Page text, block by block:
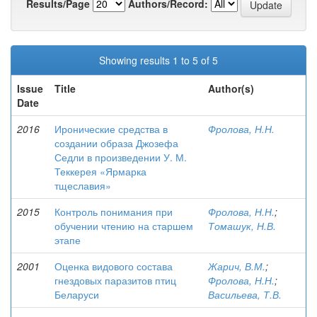
Results/Page
Authors/Record:
Showing results 1 to 5 of 5
Issue
Date
Title Author(s)
2016
Иронические средства в
создании образа Джозефа
Седли в произведении У. М.
Теккерея «Ярмарка
тщеславия»
Фролова, Н.Н.
2015
Контроль понимания при
обучении чтению на старшем
этапе
Фролова, Н.Н.;
Томашук, Н.В.
2001
Оценка видового состава
гнездовых паразитов птиц
Беларуси
Жарич, В.М.;
Фролова, Н.Н.;
Васильева, Т.В.